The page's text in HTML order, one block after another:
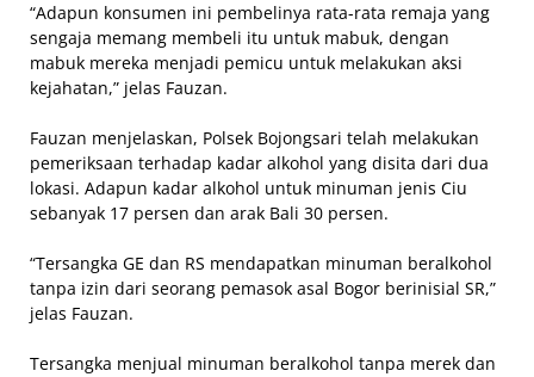
“Adapun konsumen ini pembelinya rata-rata remaja yang
sengaja memang membeli itu untuk mabuk, dengan
mabuk mereka menjadi pemicu untuk melakukan aksi
kejahatan,” jelas Fauzan.
Fauzan menjelaskan, Polsek Bojongsari telah melakukan
pemeriksaan terhadap kadar alkohol yang disita dari dua
lokasi. Adapun kadar alkohol untuk minuman jenis Ciu
sebanyak 17 persen dan arak Bali 30 persen.
“Tersangka GE dan RS mendapatkan minuman beralkohol
tanpa izin dari seorang pemasok asal Bogor berinisial SR,”
jelas Fauzan.
Tersangka menjual minuman beralkohol tanpa merek dan